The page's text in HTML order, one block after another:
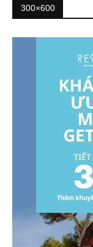
300×600